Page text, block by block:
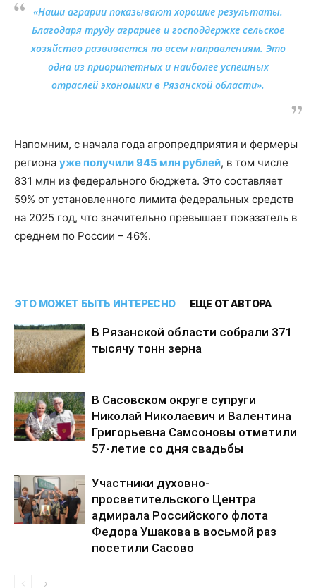
«Наши аграрии показывают хорошие результаты.
Благодаря труду аграриев и господдержке сельское
хозяйство развивается по всем направлениям. Это
одна из приоритетных и наиболее успешных
отраслей экономики в Рязанской области».
Напомним, с начала года агропредприятия и фермеры
региона уже получили 945 млн рублей, в том числе
831 млн из федерального бюджета. Это составляет
59% от установленного лимита федеральных средств
на 2025 год, что значительно превышает показатель в
среднем по России – 46%.
ЭТО МОЖЕТ БЫТЬ ИНТЕРЕСНО ЕЩЕ ОТ АВТОРА
В Рязанской области собрали 371
тысячу тонн зерна
В Сасовском округе супруги
Николай Николаевич и Валентина
Григорьевна Самсоновы отметили
57-летие со дня свадьбы
Участники духовно-
просветительского Центра
адмирала Российского флота
Федора Ушакова в восьмой раз
посетили Сасово